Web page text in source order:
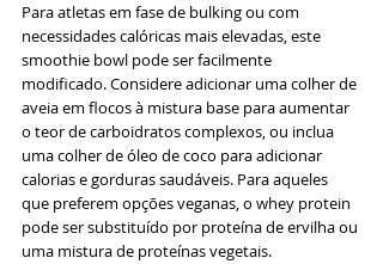
Para atletas em fase de bulking ou com
necessidades calóricas mais elevadas, este
smoothie bowl pode ser facilmente
modificado. Considere adicionar uma colher de
aveia em flocos à mistura base para aumentar
o teor de carboidratos complexos, ou inclua
uma colher de óleo de coco para adicionar
calorias e gorduras saudáveis. Para aqueles
que preferem opções veganas, o whey protein
pode ser substituído por proteína de ervilha ou
uma mistura de proteínas vegetais.